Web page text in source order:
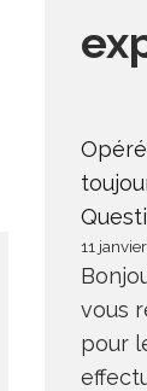
Opéré
11
vous
pour